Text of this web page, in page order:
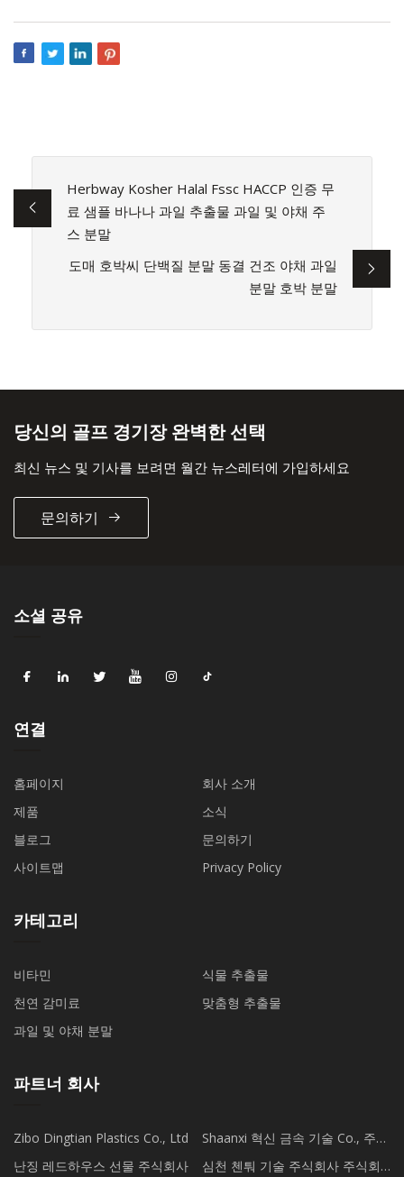
Herbway Kosher Halal Fssc HACCP 인증 무
료 샘플 바나나 과일 추출물 과일 및 야채 주
스 분말
도매 호박씨 단백질 분말 동결 건조 야채 과일
분말 호박 분말
당신의 골프 경기장 완벽한 선택
최신 뉴스 및 기사를 보려면 월간 뉴스레터에 가입하세요
문의하기
소셜 공유
연결
홈페이지
회사 소개
제품
소식
블로그
문의하기
사이트맵
Privacy Policy
카테고리
비타민
식물 추출물
천연 감미료
맞춤형 추출물
과일 및 야채 분말
파트너 회사
Zibo Dingtian Plastics Co., Ltd
Shaanxi 혁신 금속 기술 Co., 주정
부
난징 레드하우스 선물 주식회사 심천 첸퉈 기술 주식회사 주식회